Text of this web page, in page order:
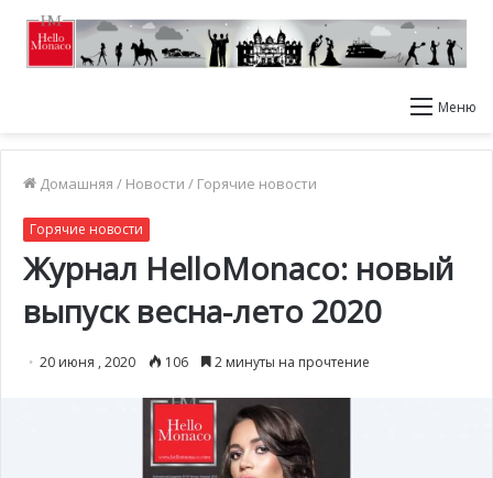
Меню
Домашняя / Новости / Горячие новости
Горячие новости
Журнал HelloMonaco: новый
выпуск весна-лето 2020
20 июня , 2020 106 2 минуты на прочтение